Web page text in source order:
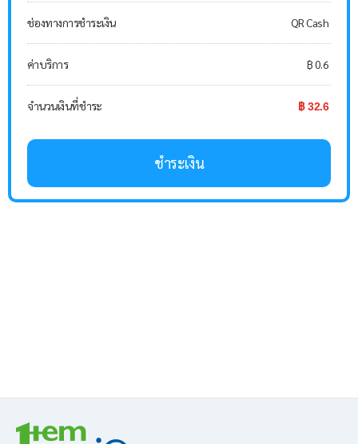
ช่องทางการชำระเงิน QR Cash
ค่าบริการ ฿ 0.6
จำนวนเงินที่ชำระ ฿ 32.6
ชำระเงิน